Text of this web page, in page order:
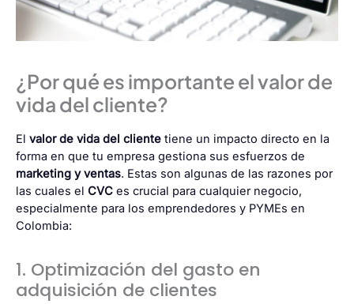
¿Por qué es importante el valor de
vida del cliente?
El valor de vida del cliente tiene un impacto directo en la
forma en que tu empresa gestiona sus esfuerzos de
marketing y ventas. Estas son algunas de las razones por
las cuales el CVC es crucial para cualquier negocio,
especialmente para los emprendedores y PYMEs en
Colombia:
1. Optimización del gasto en
adquisición de clientes